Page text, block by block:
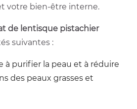
votre bien-être interne.
de lentisque pistachier
suivantes :
à purifier la peau et à réduire
des peaux grasses et